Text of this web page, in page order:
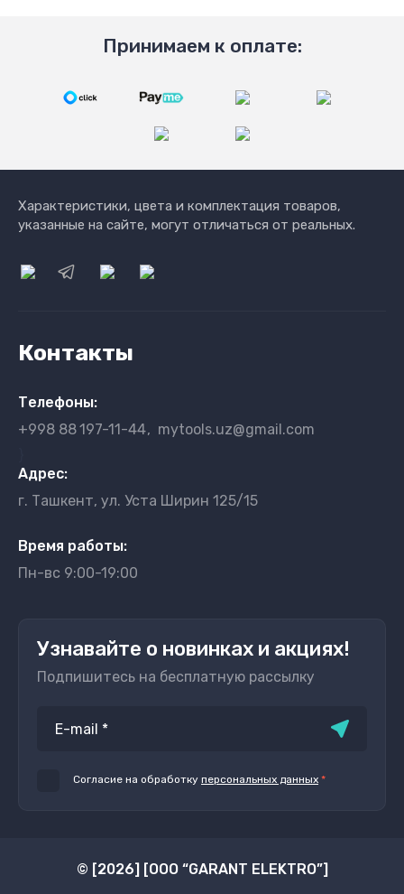
Принимаем к оплате:
Характеристики, цвета и комплектация товаров,
указанные на сайте, могут отличаться от реальных.
Контакты
Телефоны:
+998 88197-11-44
mytools.uz@gmail.com
Адрес:
г. Ташкент, ул. Уста Ширин 125/15
Время работы:
Пн-вс 9:00-19:00
Узнавайте о новинках и акциях!
Подпишитесь на бесплатную рассылку
Согласие на обработку персональных данных *
© [2026] [ООО “GARANT ELEKTRO”]